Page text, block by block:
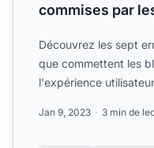
commises par
Découvrez les sept
que commettent les
l'expérience
Jan 9, 2023 3 min de